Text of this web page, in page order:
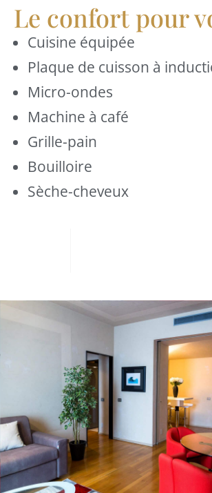
Le confort pour
Cuisine équipée
Plaque de cuisson à
Micro-ondes
Machine à café
Grille-pain
Bouilloire
Sèche-cheveux